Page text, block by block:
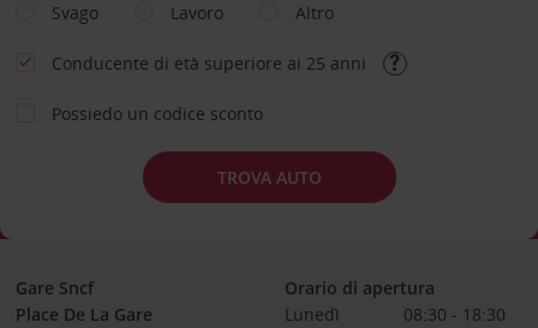
Svago
Lavoro Altro
Conducente di età superiore ai 25 anni
Possiedo un codice sconto
TROVA AUTO
Gare Sncf
Place De La Gare
Orario di apertura
Lunedì
08:30 - 18:30